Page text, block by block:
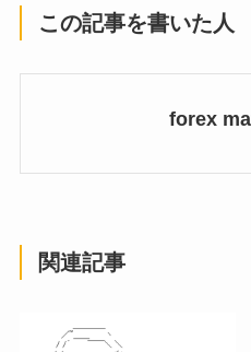
この記事を書いた人
forex
関連記事